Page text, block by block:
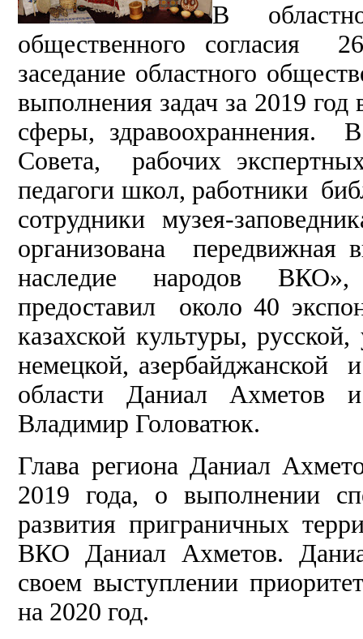
В
общественного согласия
заседание областного
выполнения задач за 2019
сферы, здравоохраннения.
Совета, рабочих
педагоги школ, работники
сотрудники музея-
организована передвижная
наследие народов
предоставил около 40
казахской культуры,
немецкой, азербайджанской
области Даниал Ахметов и
Владимир Головатюк.
Глава региона Даниал
2019 года, о выполнении
развития приграничных
ВКО Даниал Ахметов.
своем выступлении
на 2020 год.